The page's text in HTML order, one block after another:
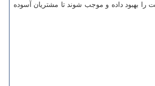
را بهبود داده و موجب شوند تا مشتریان آسوده